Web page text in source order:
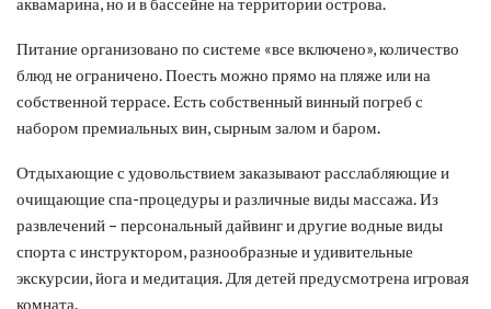
Питание организовано по системе «все включено», количество
блюд не ограничено. Поесть можно прямо на пляже или на
собственной террасе. Есть собственный винный погреб с
набором премиальных вин, сырным залом и баром.
Отдыхающие с удовольствием заказывают расслабляющие и
очищающие спа-процедуры и различные виды массажа. Из
развлечений – персональный дайвинг и другие водные виды
спорта с инструктором, разнообразные и удивительные
экскурсии, йога и медитация. Для детей предусмотрена игровая
комната.